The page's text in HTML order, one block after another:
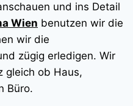
und ins Detail
Wien benutzen wir die
wir die
zügig erledigen. Wir
gleich ob Haus,
Büro.